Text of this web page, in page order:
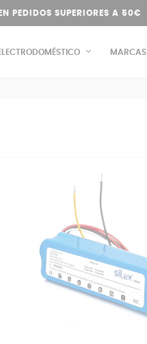
PEDIDOS SUPERIORES A 50€
MARCAS